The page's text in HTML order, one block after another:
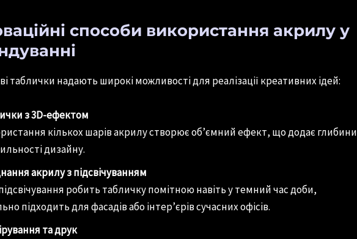
способи використання акрилу у
таблички надають широкі можливості для реалізації креативних ідей:
з 3D-ефектом
кількох шарів акрилу створює об’ємний ефект, що додає глибини
дизайну.
акрилу з підсвічуванням
робить табличку помітною навіть у темний час доби,
підходить для фасадів або інтер’єрів сучасних офісів.
та друк